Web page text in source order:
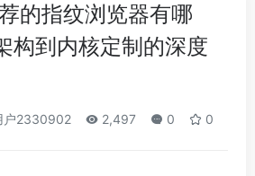
的指纹浏览器有哪
构到内核定制的深度
户2330902 2,497 0 0